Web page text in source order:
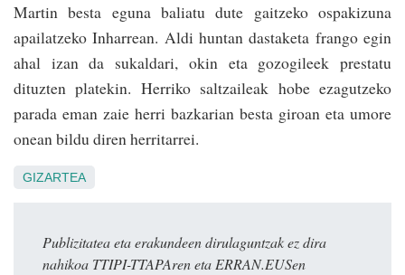
Martin besta eguna baliatu dute gaitzeko ospakizuna
apailatzeko Inharrean. Aldi huntan dastaketa frango egin
ahal izan da sukaldari, okin eta gozogileek prestatu
dituzten platekin. Herriko saltzaileak hobe ezagu­tzeko
parada eman zaie herri bazkarian besta giroan eta umore
onean bildu diren herritarrei.
GIZARTEA
Publizitatea eta erakundeen dirulaguntzak ez dira
nahikoa TTIPI-TTAPAren eta ERRAN.EUSen